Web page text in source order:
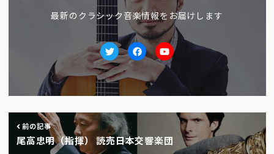
最新のクラシック音楽情報をお届けします
TwitterfacebookYoutube
前の記事
尾高忠明（指揮） 読売日本交響楽団